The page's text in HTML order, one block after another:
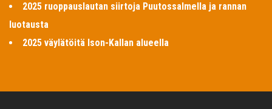
2025 ruoppauslautan siirtoja Puutossalmella ja rannan
luotausta
2025 väylätöitä Ison-Kallan alueella